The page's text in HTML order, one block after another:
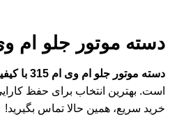
دسته موتور جلو ام وی
دسته موتور جلو ام وی ام 315 با کیفیت اصلی، وارداتی و استوک
است. بهترین انتخاب برای حفظ
خرید سریع، همین حالا تماس بگیرید!